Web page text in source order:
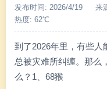
发布时间: 2026/4/19 来
热度: 62℃
到了2026年里，有些人
总被灾难所纠缠。那么
么？1、68猴